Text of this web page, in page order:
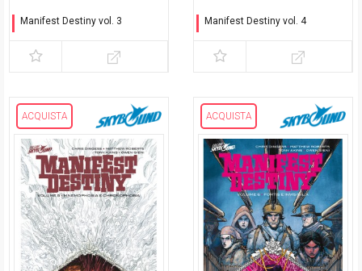
Manifest Destiny vol. 3
Carniformaves
Manifest Destiny vol. 4
ACQUISTA ACQUISTA